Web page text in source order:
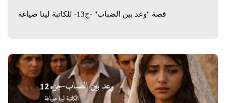
قصة "وعد بين الضباب" -ج13- للكاتبة لينا صياغة